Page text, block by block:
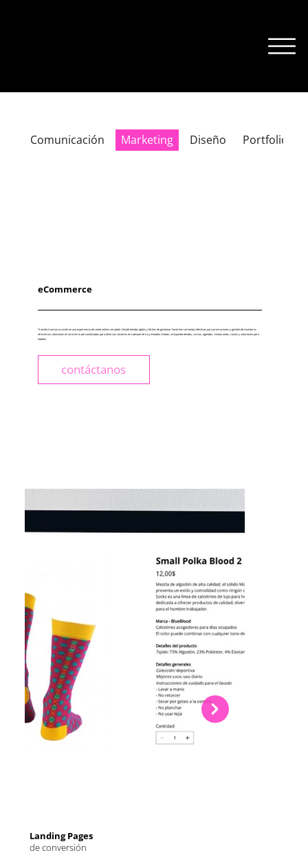
Comunicación Marketing Diseño Portfolio
eCommerce
Transformamos tu visión en una experiencia de venta online completa. Desde tiendas ágiles y fáciles de gestionar hasta herramientas efectivas para promociones y gestión de inventario,
ofrecemos soluciones eCommerce personalizadas para diversos sectores en Latinoamérica y Estados Unidos, incluyendo tiendas, cursos, agendas, restaurantes, clases y soluciones para
hoteles.
contáctanos
Landing Pages
de conversión